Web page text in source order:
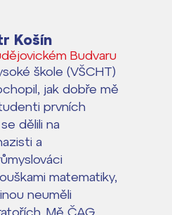
škole (VŠCHT)
jak dobře mě
prvních
dělili na
a
matematiky,
neuměli
Košín
Budvaru